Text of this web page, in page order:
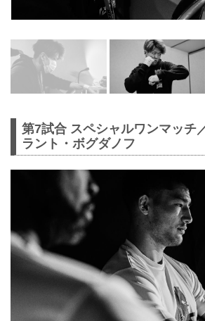
第7試合 スペシャルワンマッチ
ラント・ボグダノフ